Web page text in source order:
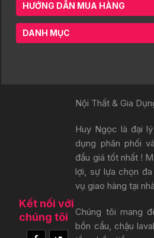
HƯỚNG DẪN MUA HÀNG
DANH MỤC
Kết nối với
chúng tôi
Nội Thất & Gia
Huy Ngọc là đại
dụng phân phối
đầu giá tốt nhất !
lợi, sự lựa chọn
vụ giao hàng tại
Chúng tôi mang
bồn cầu, chậu